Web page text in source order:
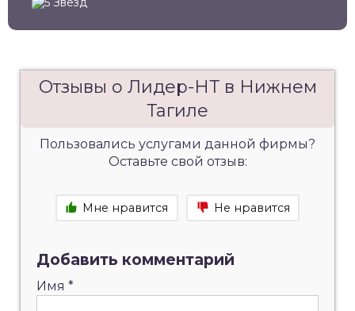
Отзывы о Лидер-НТ в Нижнем
Тагиле
Пользовались услугами данной фирмы?
Оставьте свой отзыв:
Мне нравится Не нравится
Добавить комментарий
Имя *